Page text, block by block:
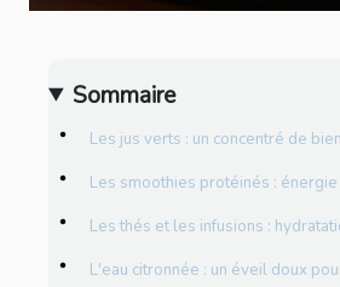
Sommaire
Les jus verts : un concentré de
Les smoothies protéinés :
Les thés et les infusions :
L'eau citronnée : un éveil doux